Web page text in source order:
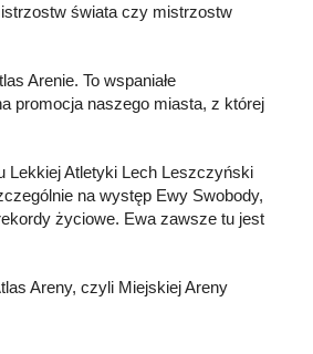
świata czy mistrzostw
Arenie. To wspaniałe
promocja naszego miasta, z której
Lekkiej Atletyki Lech Leszczyński
na występ Ewy Swobody,
życiowe. Ewa zawsze tu jest
Areny, czyli Miejskiej Areny